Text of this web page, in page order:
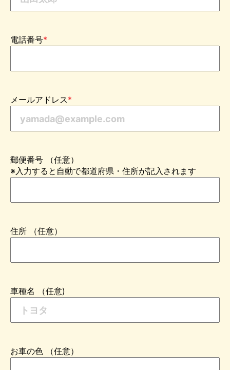
電話番号*
メールアドレス*
郵便番号 （任意）
※入力すると自動で都道府県・住所が記入されます
住所 （任意）
車種名 （任意)
お車の色 （任意）